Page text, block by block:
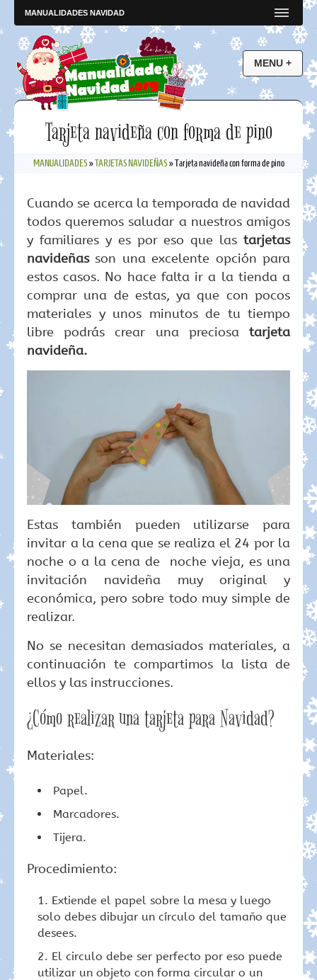
MANUALIDADES NAVIDAD
Tarjeta navideña con forma de pino
MANUALIDADES»TARJETAS NAVIDEÑAS»Tarjeta navideña con forma de pino
Cuando se acerca la temporada de navidad
todos queremos saludar a nuestros amigos
y familiares y es por eso que las tarjetas
navideñasson una excelente opción para
estos casos. No hace falta ir a la tienda a
comprar una de estas, ya que con pocos
materiales y unos minutos de tu tiempo
libre podrás crear una preciosa tarjeta
navideña.
Estas también pueden utilizarse para
invitar a la cena que se realiza el 24 por la
noche o a la cena de noche vieja, es una
invitación navideña muy original y
económica, pero sobre todo muy simple de
realizar.
No se necesitan demasiados materiales, a
continuación te compartimos la lista de
ellos y las instrucciones.
¿Cómo realizar una tarjeta para Navidad?
Materiales:
Papel.
Marcadores.
Tijera.
Procedimiento:
Extiende el papel sobre la mesa y luego
solo debes dibujar un círculo del tamaño que
desees.
El circulo debe ser perfecto por eso puede
utilizar un objeto con forma circular o un